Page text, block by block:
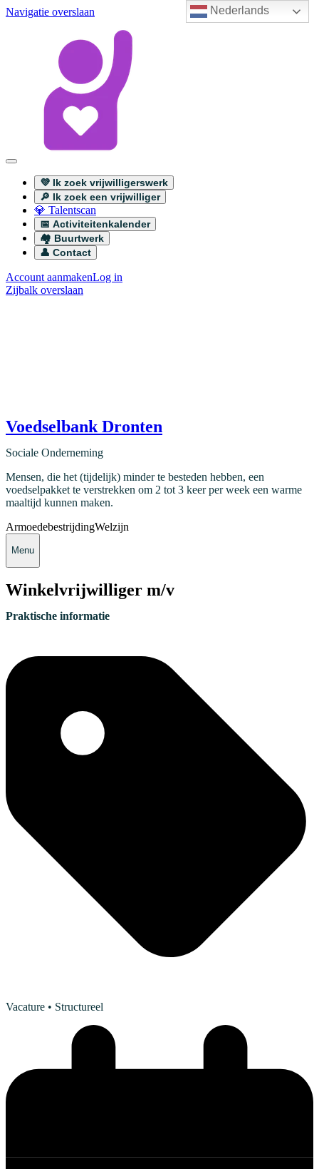
Nederlands
Navigatie overslaan
💜 Ik zoek vrijwilligerswerk
🔎 Ik zoek een vrijwilliger
💎 Talentscan
📅 Activiteitenkalender
🏘️ Buurtwerk
👤 Contact
Account aanmakenLog in
Zijbalk overslaan
Voedselbank Dronten
Sociale Onderneming
Mensen, die het (tijdelijk) minder te besteden hebben, een
voedselpakket te verstrekken om 2 tot 3 keer per week een warme
maaltijd kunnen maken.
ArmoedebestrijdingWelzijn
Menu
Winkelvrijwilliger m/v
Praktische informatie
Vacature • Structureel